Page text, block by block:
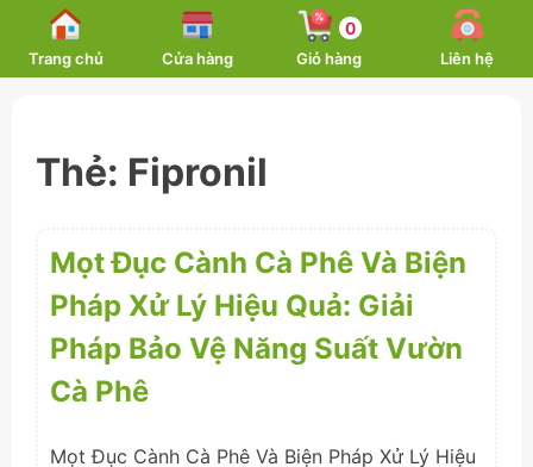
content
Trang chủ Cửa hàng
0
Giỏ hàng Liên hệ
Thẻ: Fipronil
Mọt Đục Cành Cà Phê Và Biện
Pháp Xử Lý Hiệu Quả: Giải
Pháp Bảo Vệ Năng Suất Vườn
Cà Phê
Mọt Đục Cành Cà Phê Và Biện Pháp Xử Lý Hiệu